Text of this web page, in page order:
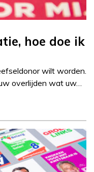
hoe doe ik
wilt worden.
overlijden wat uw…